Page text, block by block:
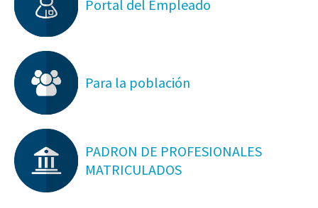
Portal del Empleado
Para la población
PADRON DE PROFESIONALES
MATRICULADOS